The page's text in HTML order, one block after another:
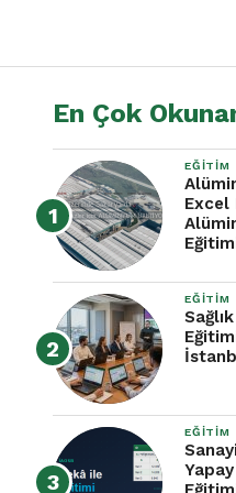
En Çok
EĞITIM
Excel
EĞITIM
EĞITIM